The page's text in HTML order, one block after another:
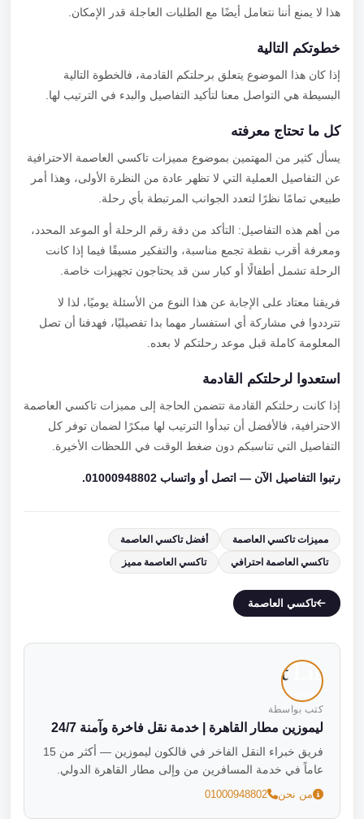
هذا لا يمنع أننا نتعامل أيضًا مع الطلبات العاجلة قدر الإمكان.
خطوتكم التالية
إذا كان هذا الموضوع يتعلق برحلتكم القادمة، فالخطوة التالية
البسيطة هي التواصل معنا لتأكيد التفاصيل والبدء في الترتيب لها.
كل ما تحتاج معرفته
يسأل كثير من المهتمين بموضوع مميزات تاكسي العاصمة الاحترافية
عن التفاصيل العملية التي لا تظهر عادة من النظرة الأولى، وهذا أمر
طبيعي تمامًا نظرًا لتعدد الجوانب المرتبطة بأي رحلة.
من أهم هذه التفاصيل: التأكد من دقة رقم الرحلة أو الموعد المحدد،
ومعرفة أقرب نقطة تجمع مناسبة، والتفكير مسبقًا فيما إذا كانت
الرحلة تشمل أطفالًا أو كبار سن قد يحتاجون تجهيزات خاصة.
فريقنا معتاد على الإجابة عن هذا النوع من الأسئلة يوميًا، لذا لا
تترددوا في مشاركة أي استفسار مهما بدا تفصيليًا، فهدفنا أن تصل
المعلومة كاملة قبل موعد رحلتكم لا بعده.
استعدوا لرحلتكم القادمة
إذا كانت رحلتكم القادمة تتضمن الحاجة إلى مميزات تاكسي العاصمة
الاحترافية، فالأفضل أن تبدأوا الترتيب لها مبكرًا لضمان توفر كل
التفاصيل التي تناسبكم دون ضغط الوقت في اللحظات الأخيرة.
رتبوا التفاصيل الآن — اتصل أو واتساب 01000948802.
مميزات تاكسي العاصمة
أفضل تاكسي العاصمة
تاكسي العاصمة احترافي
تاكسي العاصمة مميز
تاكسي العاصمة
كتب بواسطة
ليموزين مطار القاهرة | خدمة نقل فاخرة وآمنة 24/7
فريق خبراء النقل الفاخر في فالكون ليموزين — أكثر من 15
عاماً في خدمة المسافرين من وإلى مطار القاهرة الدولي.
من نحن 01000948802